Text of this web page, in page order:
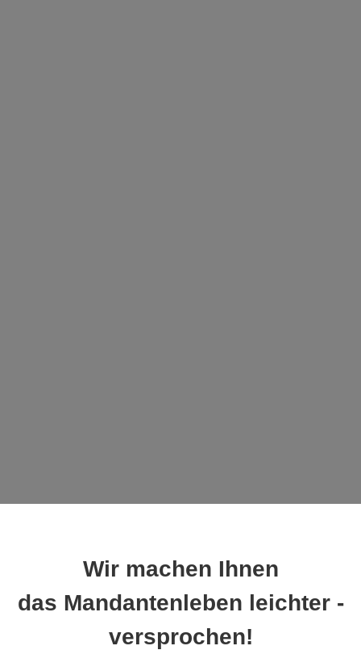
Wir machen Ihnen
das Mandantenleben leichter -
versprochen!